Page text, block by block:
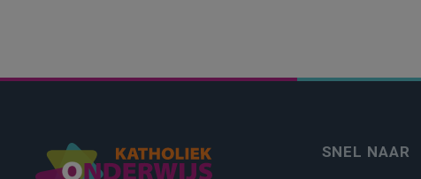
SNEL NAAR